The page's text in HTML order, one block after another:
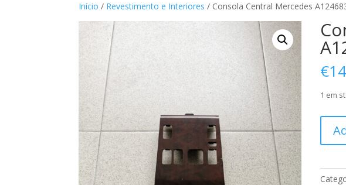
Início / Revestimento e Interiores / Consola Central Mercedes
€
1 em